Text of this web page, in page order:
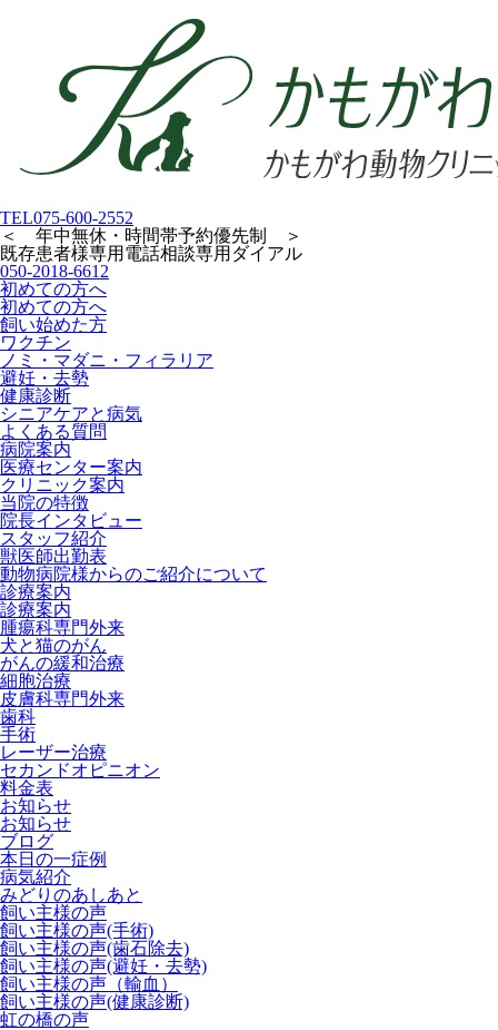
TEL075-600-2552
＜ 年中無休・時間帯予約優先制 ＞
既存患者様専用 電話相談専用ダイアル
050-2018-6612
初めての方へ
初めての方へ
飼い始めた方
ワクチン
ノミ・マダニ・フィラリア
避妊・去勢
健康診断
シニアケアと病気
よくある質問
病院案内
医療センター案内
クリニック案内
当院の特徴
院長インタビュー
スタッフ紹介
獣医師出勤表
動物病院様からのご紹介について
診療案内
診療案内
腫瘍科専門外来
犬と猫のがん
がんの緩和治療
細胞治療
皮膚科専門外来
歯科
手術
レーザー治療
セカンドオピニオン
料金表
お知らせ
お知らせ
ブログ
本日の一症例
病気紹介
みどりのあしあと
飼い主様の声
飼い主様の声(手術)
飼い主様の声(歯石除去)
飼い主様の声(避妊・去勢)
飼い主様の声（輸血）
飼い主様の声(健康診断)
虹の橋の声